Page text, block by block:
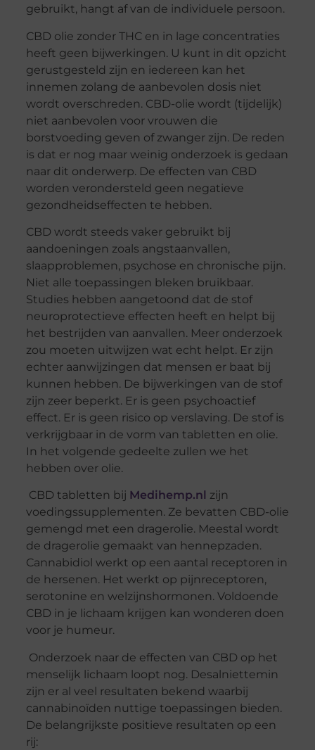
gebruikt, hangt af van de individuele persoon.
CBD olie zonder THC en in lage concentraties
heeft geen bijwerkingen. U kunt in dit opzicht
gerustgesteld zijn en iedereen kan het
innemen zolang de aanbevolen dosis niet
wordt overschreden. CBD-olie wordt (tijdelijk)
niet aanbevolen voor vrouwen die
borstvoeding geven of zwanger zijn. De reden
is dat er nog maar weinig onderzoek is gedaan
naar dit onderwerp. De effecten van CBD
worden verondersteld geen negatieve
gezondheidseffecten te hebben.
CBD wordt steeds vaker gebruikt bij
aandoeningen zoals angstaanvallen,
slaapproblemen, psychose en chronische pijn.
Niet alle toepassingen bleken bruikbaar.
Studies hebben aangetoond dat de stof
neuroprotectieve effecten heeft en helpt bij
het bestrijden van aanvallen. Meer onderzoek
zou moeten uitwijzen wat echt helpt. Er zijn
echter aanwijzingen dat mensen er baat bij
kunnen hebben. De bijwerkingen van de stof
zijn zeer beperkt. Er is geen psychoactief
effect. Er is geen risico op verslaving. De stof is
verkrijgbaar in de vorm van tabletten en olie.
In het volgende gedeelte zullen we het
hebben over olie.
CBD tabletten bij Medihemp.nl zijn
voedingssupplementen. Ze bevatten CBD-olie
gemengd met een dragerolie. Meestal wordt
de dragerolie gemaakt van hennepzaden.
Cannabidiol werkt op een aantal receptoren in
de hersenen. Het werkt op pijnreceptoren,
serotonine en welzijnshormonen. Voldoende
CBD in je lichaam krijgen kan wonderen doen
voor je humeur.
Onderzoek naar de effecten van CBD op het
menselijk lichaam loopt nog. Desalniettemin
zijn er al veel resultaten bekend waarbij
cannabinoïden nuttige toepassingen bieden.
De belangrijkste positieve resultaten op een
rij: